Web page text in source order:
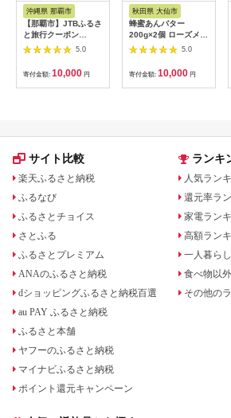
沖縄県 那覇市
【那覇市】JTBふるさ
と旅行クーポン
（3,000円分）有効期
間3年（Eメール発
行）｜旅行 トラベル
予約 国内旅行 JTB 宿
泊 観光 体験 旅行券
人気 おすすめ 旅行ク
ン ネット予約 電話 有
5.0
寄付金額: 10,000 円
秋田県 大仙市
蜂蜜あんバター
200g×2個 ローズメイ
[あんバター はちみ
つ 発酵バター あん
こ 水あめ不使用 秋
田県 大仙市]
5.0
寄付金額: 10,000 円
サイト比較
楽天ふるさと納税
ふるなび
ふるさとチョイス
さとふる
ふるさとプレミアム
ANAのふるさと納税
dショッピングふるさと納税百選
au PAY ふるさと納税
ふるさと本舗
ヤフーのふるさと納税
マイナビふるさと納税
ポイント還元キャンペーン
ランキ
人気ラン
還元率ラ
家電ラン
高額ラン
一人暮らし
食べ物以外
その他の